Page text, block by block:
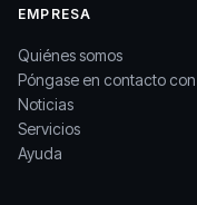
EMPRESA
Quiénes somos
Póngase en contacto con
Noticias
Servicios
Ayuda